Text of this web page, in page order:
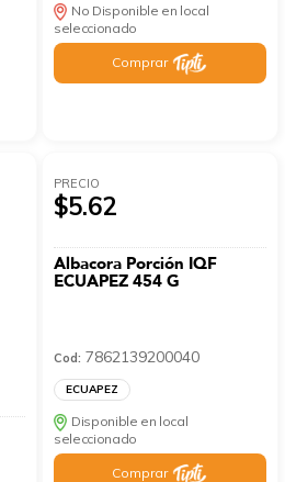
No Disponible en local
seleccionado
Comprar
PRECIO
$5.62
Albacora Porción IQF
ECUAPEZ 454 G
Cod: 7862139200040
ECUAPEZ
Disponible en local
seleccionado
Comprar